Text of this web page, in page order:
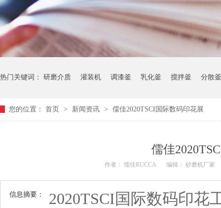
热门关键词： 研磨介质 灌装机 调漆釜 乳化釜 搅拌釜 分散釜
您的位置： 首页 > 新闻资讯 > 儒佳2020TSCI国际数码印花展
儒佳
作者： 儒佳RUCCA 编辑： 砂磨机厂家
信息摘要：
2020TSCI国际数码印花